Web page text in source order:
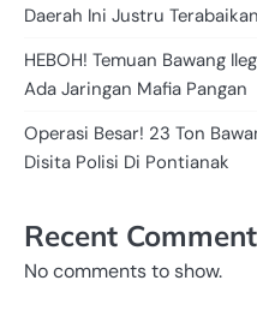
Daerah Ini Justru Terabaikan
HEBOH! Temuan Bawang
Ada Jaringan Mafia Pangan
Operasi Besar! 23 Ton
Disita Polisi Di Pontianak
Recent
No comments to show.